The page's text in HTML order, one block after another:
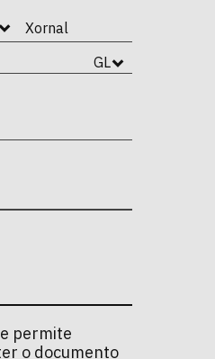
Xornal
GL
permite
o documento